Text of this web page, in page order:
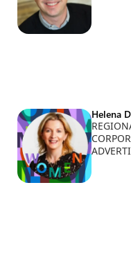
Helena